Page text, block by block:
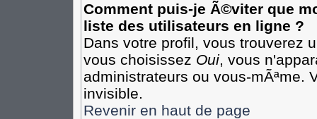
Comment puis-je Ã©viter que
liste des utilisateurs en ligne ?
Dans votre profil, vous trouverez
vous choisissez Oui, vous
administrateurs ou vous-mÃªme.
invisible.
Revenir en haut de page